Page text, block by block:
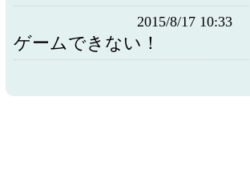
2015/8/17 10:33
ゲームできない！